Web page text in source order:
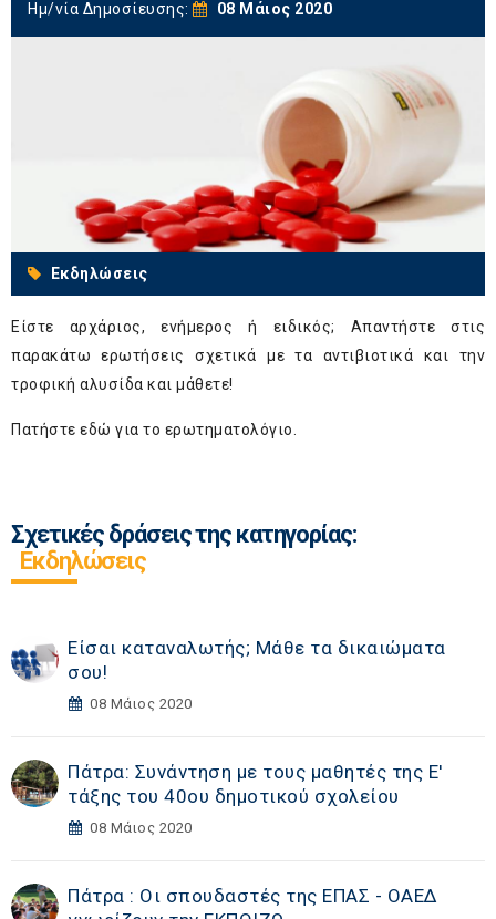
Ημ/νία Δημοσίευσης: 08 Μάιος 2020
Εκδηλώσεις
Είστε αρχάριος, ενήμερος ή ειδικός; Απαντήστε στις
παρακάτω ερωτήσεις σχετικά με τα αντιβιοτικά και την
τροφική αλυσίδα και μάθετε!
Πατήστε εδώ για το ερωτηματολόγιο.
Σχετικές δράσεις της κατηγορίας:
Εκδηλώσεις
Είσαι καταναλωτής; Μάθε τα δικαιώματα
σου!
08 Μάιος 2020
Πάτρα: Συνάντηση με τους μαθητές της Ε'
τάξης του 40ου δημοτικού σχολείου
08 Μάιος 2020
Πάτρα : Οι σπουδαστές της ΕΠΑΣ - ΟΑΕΔ